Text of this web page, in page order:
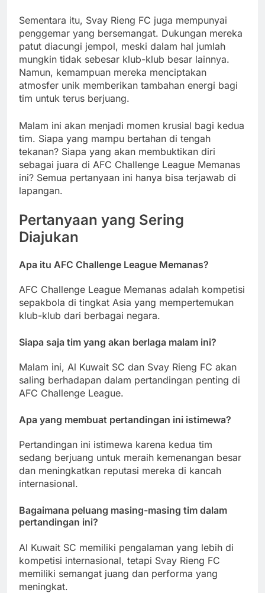
Sementara itu, Svay Rieng FC juga mempunyai
penggemar yang bersemangat. Dukungan mereka
patut diacungi jempol, meski dalam hal jumlah
mungkin tidak sebesar klub-klub besar lainnya.
Namun, kemampuan mereka menciptakan
atmosfer unik memberikan tambahan energi bagi
tim untuk terus berjuang.
Malam ini akan menjadi momen krusial bagi kedua
tim. Siapa yang mampu bertahan di tengah
tekanan? Siapa yang akan membuktikan diri
sebagai juara di AFC Challenge League Memanas
ini? Semua pertanyaan ini hanya bisa terjawab di
lapangan.
Pertanyaan yang Sering
Diajukan
Apa itu AFC Challenge League Memanas?
AFC Challenge League Memanas adalah kompetisi
sepakbola di tingkat Asia yang mempertemukan
klub-klub dari berbagai negara.
Siapa saja tim yang akan berlaga malam ini?
Malam ini, Al Kuwait SC dan Svay Rieng FC akan
saling berhadapan dalam pertandingan penting di
AFC Challenge League.
Apa yang membuat pertandingan ini istimewa?
Pertandingan ini istimewa karena kedua tim
sedang berjuang untuk meraih kemenangan besar
dan meningkatkan reputasi mereka di kancah
internasional.
Bagaimana peluang masing-masing tim dalam
pertandingan ini?
Al Kuwait SC memiliki pengalaman yang lebih di
kompetisi internasional, tetapi Svay Rieng FC
memiliki semangat juang dan performa yang
meningkat.